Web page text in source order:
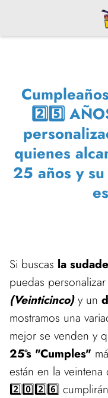
2️⃣5️⃣
quienes
25 años y
Si buscas la
puedas
(Veinticinco)y un
mostramos una
mejor se venden y
25ºs "Cumples"
están en la
2️⃣0️⃣2️⃣6️⃣ cumplirán